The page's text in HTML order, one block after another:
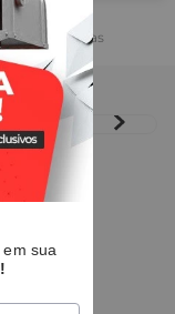
descargas
em sua